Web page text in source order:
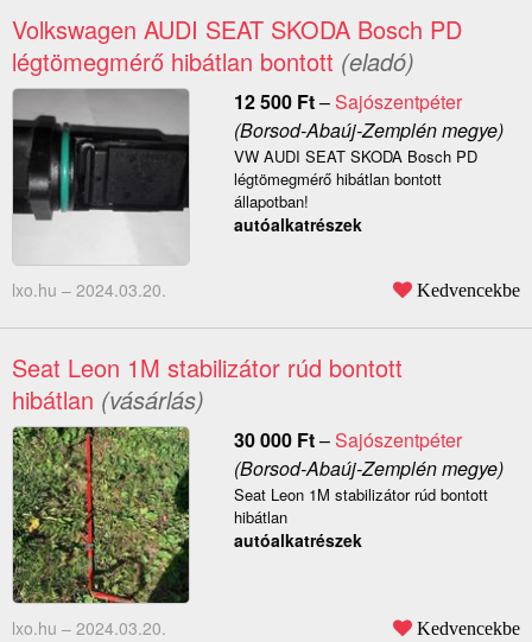
Volkswagen AUDI SEAT SKODA Bosch PD
légtömegmérő hibátlan bontott (eladó)
12 500 Ft–Sajószentpéter
(Borsod-Abaúj-Zemplén megye)
VW AUDI SEAT SKODA Bosch PD
légtömegmérő hibátlan bontott
állapotban!
autóalkatrészek
lxo.hu – 2024.03.20. Kedvencekbe
Seat Leon 1M stabilizátor rúd bontott
hibátlan (vásárlás)
30 000 Ft–Sajószentpéter
(Borsod-Abaúj-Zemplén megye)
Seat Leon 1M stabilizátor rúd bontott
hibátlan
autóalkatrészek
lxo.hu – 2024.03.20. Kedvencekbe